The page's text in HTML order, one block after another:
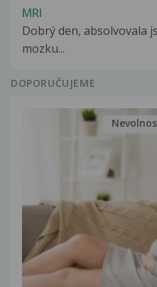
MRI
Dobrý den, absolvovala
mozku...
DOPORUČUJEME